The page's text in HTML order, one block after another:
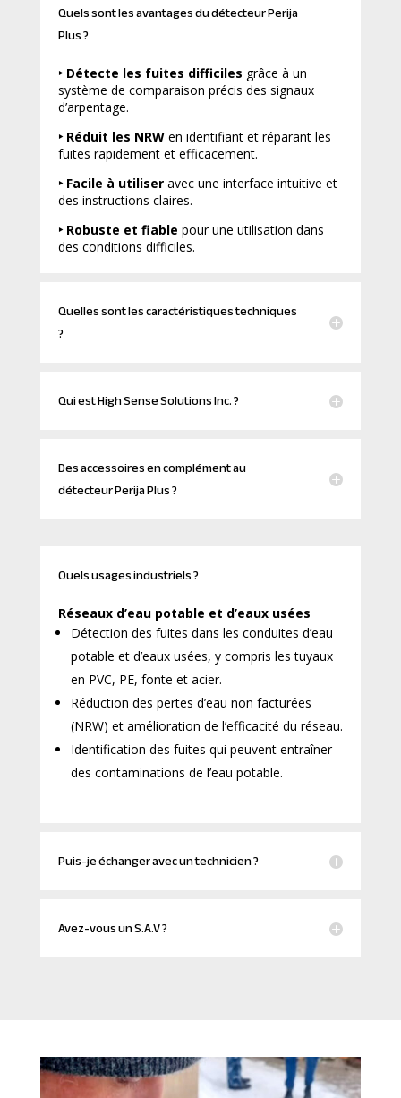
Quels sont les avantages du détecteur Perija
Plus ?
‣ Détecte les fuites difficiles grâce à un
système de comparaison précis des signaux
d’arpentage.
‣ Réduit les NRW en identifiant et réparant les
fuites rapidement et efficacement.
‣ Facile à utiliser avec une interface intuitive et
des instructions claires.
‣ Robuste et fiable pour une utilisation dans
des conditions difficiles.
Quelles sont les caractéristiques techniques
?
Qui est High Sense Solutions Inc. ?
Des accessoires en complément au
détecteur Perija Plus ?
Quels usages industriels ?
Réseaux d’eau potable et d’eaux usées
Détection des fuites dans les conduites d’eau
potable et d’eaux usées, y compris les tuyaux
en PVC, PE, fonte et acier.
Réduction des pertes d’eau non facturées
(NRW) et amélioration de l’efficacité du réseau.
Identification des fuites qui peuvent entraîner
des contaminations de l’eau potable.
Puis-je échanger avec un technicien ?
Avez-vous un S.A.V ?